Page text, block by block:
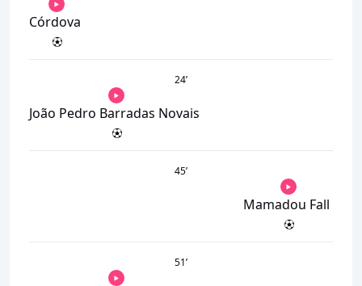
Córdova
24’
João Pedro Barradas Novais
45’
Mamadou Fall
51’